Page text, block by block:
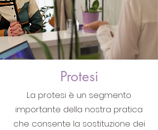
Protesi
La protesi è un segmento
importante della nostra pratica
che consente la sostituzione dei